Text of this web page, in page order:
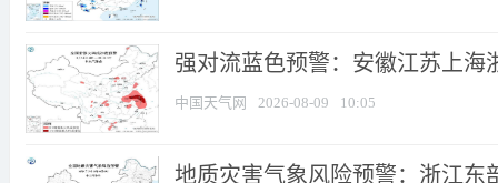
强对流蓝色预警：安徽江苏上海
中国天气网 2026-08-09 10:05
地质灾害气象风险预警：浙江东